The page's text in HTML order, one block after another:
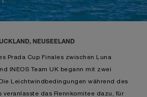
NEUSEELAND
Prada Cup Finales zwischen Luna
INEOS Team UK begann mit zwei
Leichtwindbedingungen während des
veranlasste das Rennkomitee dazu, für